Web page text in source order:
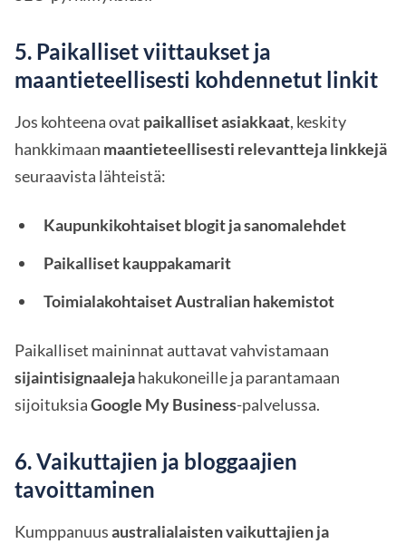
5. Paikalliset viittaukset ja
maantieteellisesti kohdennetut linkit
Jos kohteena ovat paikalliset asiakkaat, keskity
hankkimaan maantieteellisesti relevantteja linkkejä
seuraavista lähteistä:
Kaupunkikohtaiset blogit ja sanomalehdet
Paikalliset kauppakamarit
Toimialakohtaiset Australian hakemistot
Paikalliset maininnat auttavat vahvistamaan
sijaintisignaalejahakukoneille ja parantamaan
sijoituksiaGoogle My Business-palvelussa.
6. Vaikuttajien ja bloggaajien
tavoittaminen
Kumppanuusaustralialaisten vaikuttajien ja